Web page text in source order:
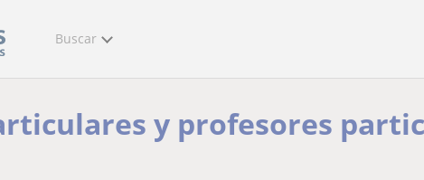
Buscar
y profesores